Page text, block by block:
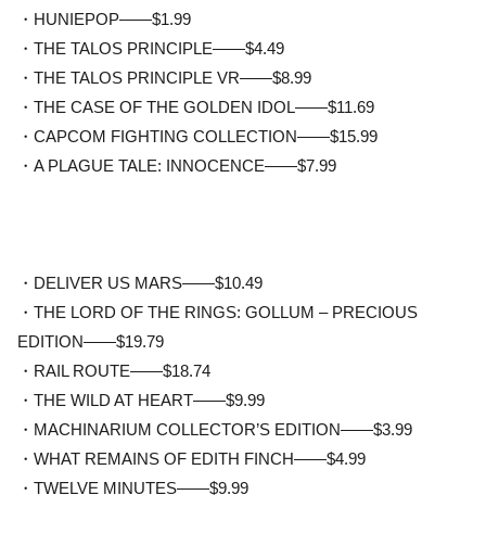
・HUNIEPOP——$1.99
・THE TALOS PRINCIPLE——$4.49
・THE TALOS PRINCIPLE VR——$8.99
・THE CASE OF THE GOLDEN IDOL——$11.69
・CAPCOM FIGHTING COLLECTION——$15.99
・A PLAGUE TALE: INNOCENCE——$7.99
・DELIVER US MARS——$10.49
・THE LORD OF THE RINGS: GOLLUM – PRECIOUS
EDITION——$19.79
・RAIL ROUTE——$18.74
・THE WILD AT HEART——$9.99
・MACHINARIUM COLLECTOR’S EDITION——$3.99
・WHAT REMAINS OF EDITH FINCH——$4.99
・TWELVE MINUTES——$9.99